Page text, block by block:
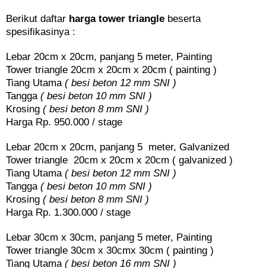
Berikut daftar harga tower triangle beserta
spesifikasinya :
Lebar 20cm x 20cm, panjang 5 meter, Painting
Tower triangle 20cm x 20cm x 20cm ( painting )
Tiang Utama ( besi beton 12 mm SNI )
Tangga ( besi beton 10 mm SNI )
Krosing ( besi beton 8 mm SNI )
Harga Rp. 950.000 / stage
Lebar 20cm x 20cm, panjang 5 meter, Galvanized
Tower triangle 20cm x 20cm x 20cm ( galvanized )
Tiang Utama ( besi beton 12 mm SNI )
Tangga ( besi beton 10 mm SNI )
Krosing ( besi beton 8 mm SNI )
Harga Rp. 1.300.000 / stage
Lebar 30cm x 30cm, panjang 5 meter, Painting
Tower triangle 30cm x 30cmx 30cm ( painting )
Tiang Utama ( besi beton 16 mm SNI )